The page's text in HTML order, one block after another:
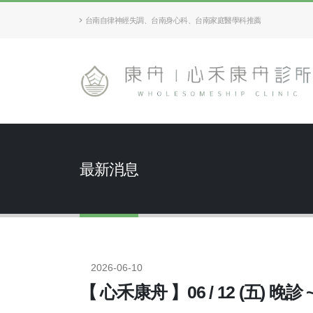
台南自律神經失調、台南身心科、台南家庭醫學科推薦
最新消息
2026-06-10
【 心禾康舟 】06 / 12 (五) 晚